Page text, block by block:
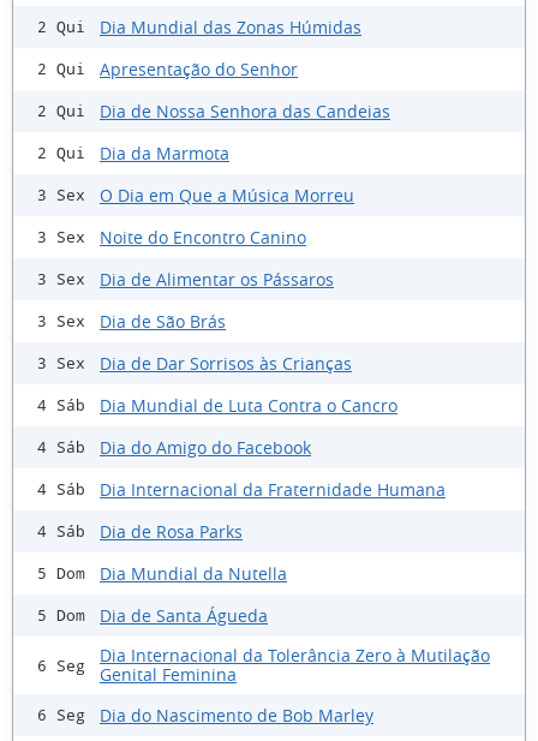
2 Qui Dia Mundial das Zonas Húmidas
2 Qui Apresentação do Senhor
2 Qui Dia de Nossa Senhora das Candeias
2 Qui Dia da Marmota
3 Sex O Dia em Que a Música Morreu
3 Sex Noite do Encontro Canino
3 Sex Dia de Alimentar os Pássaros
3 Sex Dia de São Brás
3 Sex Dia de Dar Sorrisos às Crianças
4 Sáb Dia Mundial de Luta Contra o Cancro
4 Sáb Dia do Amigo do Facebook
4 Sáb Dia Internacional da Fraternidade Humana
4 Sáb Dia de Rosa Parks
5 Dom Dia Mundial da Nutella
5 Dom Dia de Santa Águeda
6 Seg
Dia Internacional da Tolerância Zero à Mutilação
Genital Feminina
6 Seg Dia do Nascimento de Bob Marley